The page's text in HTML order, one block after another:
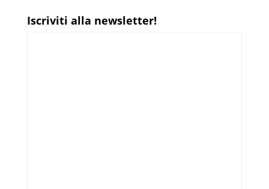
Iscriviti alla newsletter!